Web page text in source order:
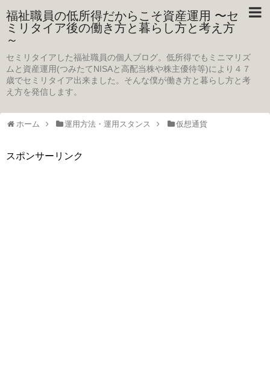
福祉職員の低所得だからこそ資産運用 〜セ
ミリタイア後の働き方と暮らし方と考え方
～
セミリタイアした福祉職員の個人ブログ。低所得でもミニマリズ
ムと資産運用(つみたてNISAと高配当株や株主優待等)により４７
歳でセミリタイア出来ました。そんな僕が働き方と暮らし方と考
え方を発信します。
ホーム 運用方法・運用スタンス 仮想通貨
スポンサーリンク